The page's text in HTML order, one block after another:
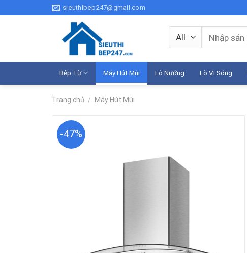
to
sieuthibep247@gmail.com
Tìm
kiếm:
Bếp Từ Máy Hút Mùi Lò Nướng Lò Vi Sóng
Trang chủ / Máy Hút Mùi
-47%